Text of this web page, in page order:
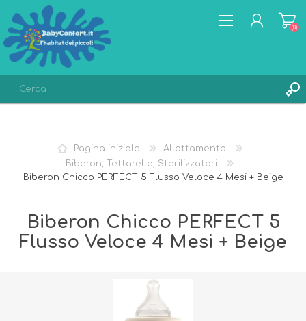
LISTA DEI DESIDERI
(0)
Pagina iniziale
Allattamento
Biberon, Tettarelle, Sterilizzatori
Biberon Chicco PERFECT 5 Flusso Veloce 4 Mesi + Beige
Biberon Chicco PERFECT 5
Flusso Veloce 4 Mesi + Beige